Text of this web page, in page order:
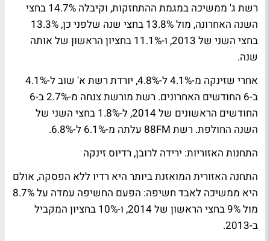
רשת ג'
ממשיכה במגמת ההתחזקות, וקיבלה 14.7% בחצי
השנה האחרונה, מול 13.8% בחצי שנה שלפני כן, 13.3%
בחצי השני של 2013, ו-11.1% בחציון הראשון של אותה
שנה.
אחרי שזינקה מ-4.1% ל-4.8%, יורדת
רשת א'
שוב ל-4.1%
ב-6 החודשים האחרונים. רשת
מורשת
צנחה מ-2.7% ב-6
החודשים הראשונים של 2014, ל-1.8% בחצי השני של
השנה החולפת. רשת 88FM עלתה מ-6.1% ל-6.8%.
התחנות האזוריות: ירידה לרובן, רדיוס זינקה
התחנה האזורית המואזנת ביותר היא רדיו ללא הפסקה, אולם
היא ממשיכה לאבד חשיפה: הפעם החשיפה עמדה על 8.7%
מול 9% בחצי הראשון של 2014, ו-10% בחציון המקביל
ב-2013.